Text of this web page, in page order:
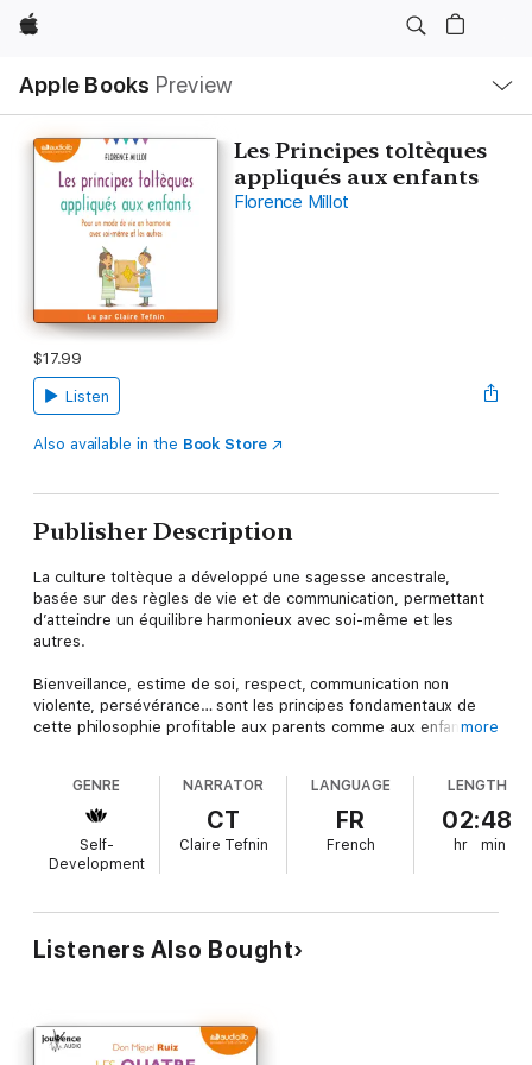
Apple
Apple Books Preview
Nav
Open
Menu
Les Principes toltèques
appliqués aux enfants
Florence Millot
$17.99
Listen
Also available in the Book Store
Publisher Description
La culture toltèque a développé une sagesse ancestrale,
basée sur des règles de vie et de communication, permettant
d’atteindre un équilibre harmonieux avec soi-même et les
autres.
Bienveillance, estime de soi, respect, communication non
violente, persévérance… sont les principes fondamentaux de
cette philosophie profitable aux parents comme aux enfants.
de la sagesse toltèque ;Un conte initiatique illustré à la lire en
famille, décrypté pour les parents et expliqué avec des mots
d’enfant ;Des mises en scène de situations vécues au quotidien
par tous les enfants ;Des exercices et des jeux de rôle variés
pour mettre en application les principes toltèques.
more
GENRE
Self-
Development
NARRATOR
CT
Claire Tefnin
LANGUAGE
FR
French
LENGTH
02:48
hr min
Listeners Also Bought